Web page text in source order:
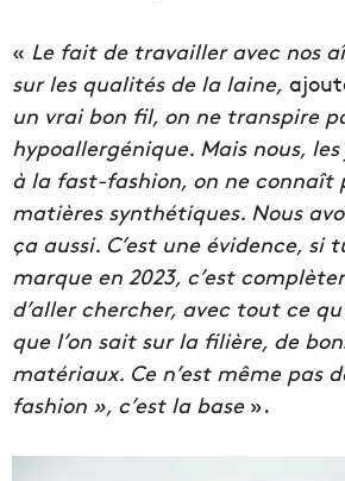
« Le fait de travailler avec nos
sur les qualités de la laine,
un vrai bon fil, on ne transpire
hypoallergénique. Mais nous,
à la fast-fashion, on ne connaît
matières synthétiques. Nous
ça aussi. C’est une évidence, si
marque en 2023, c’est
d’aller chercher, avec tout ce
que l’on sait sur la filière, de
matériaux. Ce n’est même pas
fashion », c’est la base».